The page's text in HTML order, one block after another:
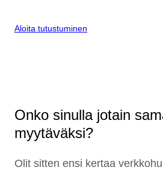
Aloita tutustuminen
Onko sinulla jotain
myytäväksi?
Olit sitten ensi kertaa